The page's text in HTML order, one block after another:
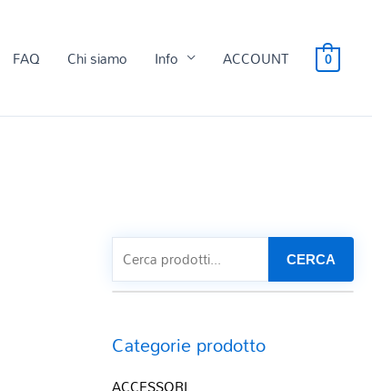
FAQ Chi siamo Info ACCOUNT 0
CERCA
Categorie prodotto